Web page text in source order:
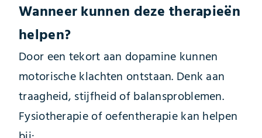
Wanneer kunnen deze therapieën
helpen?
Door een tekort aan dopamine kunnen
motorische klachten ontstaan. Denk aan
traagheid, stijfheid of balansproblemen.
Fysiotherapie of oefentherapie kan helpen